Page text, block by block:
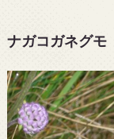
ナガコガネグモ